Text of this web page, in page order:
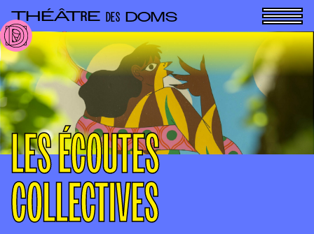
THÉÂTRE DES DOMS
LES ÉCOUTES
COLLECTIVES
Panneau de gestion des cookies